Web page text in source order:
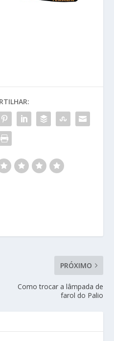
PRÓXIMO
Como trocar a lâmpada de
farol do Palio